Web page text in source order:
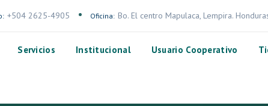
+504 2625-4905 Oficina: Bo. El centro Mapulaca, Lempira.
Servicios Institucional Usuario Cooperativo